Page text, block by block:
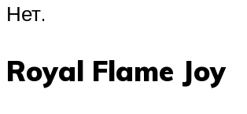
Нет.
Royal Flame Joy